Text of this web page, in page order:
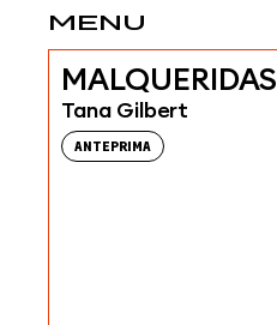
MENU
MALQUERIDAS
Tana Gilbert
ANTEPRIMA